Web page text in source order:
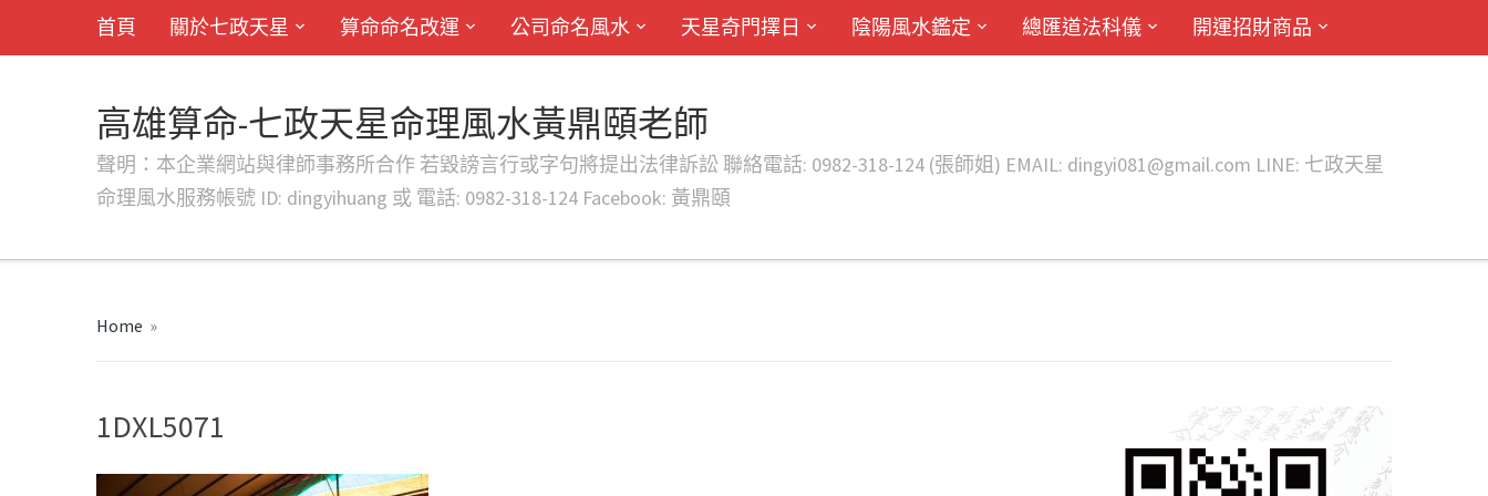
首頁 關於七政天星 算命命名改運 公司命名風水 天星奇門擇日 陰陽風水鑑定 總匯道法科儀 開運招財商品
高雄算命-七政天星命理風水黃鼎頤老師
聲明：本企業網站與律師事務所合作 若毀謗言行或字句將提出法律訴訟 聯絡電話: 0982-318-124 (張師姐) EMAIL: dingyi081@gmail.com LINE: 七政天星
命理風水服務帳號 ID: dingyihuang 或 電話: 0982-318-124 Facebook: 黃鼎頤
Home »
1DXL5071